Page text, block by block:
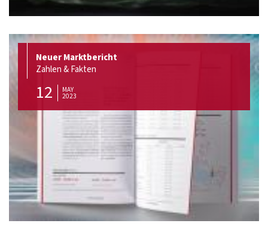
Neuer Marktbericht
Zahlen & Fakten
12 MAY
2023